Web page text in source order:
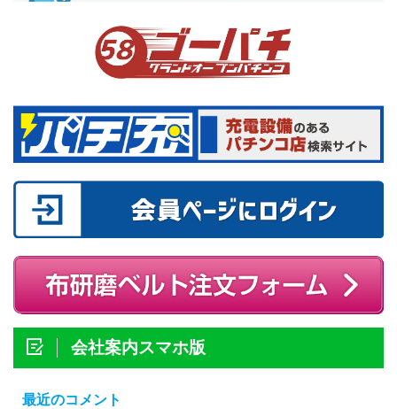
会社案内スマホ版
最近のコメント